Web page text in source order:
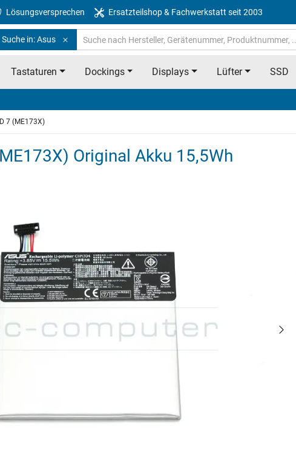
Lösungsversprechen Ersatzteilshop & Fachwerkstatt seit 2003
Suche in: Asus
Tastaturen Dockings Displays Lüfter SSD
7 (ME173X)
Original Akku 15,5Wh